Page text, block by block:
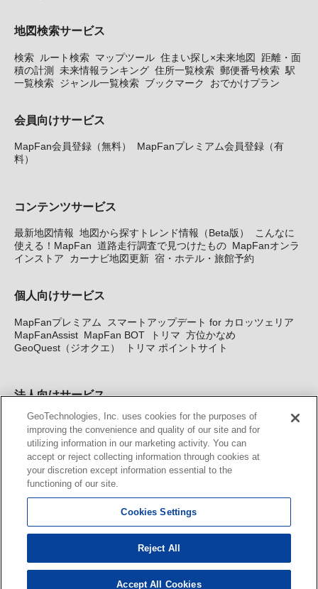
地図検索サービス
検索 ルート検索 マップツール 住まい探し×未来地図
距離・面
積の計測 未来情報ランキング 住所一覧検索 郵便番号検索 駅
一覧検索 ジャンル一覧検索 ブックマーク おでかけプラン
会員向けサービス
MapFan会員登録（無料）
MapFanプレミアム会員登録（有
料）
コンテンツサービス
最新地図情報 地図から探すトレンド情報（Beta版）
こんなに
使える！MapFan 道路走行調査で見つけたもの MapFanオンラ
インストア
カーナビ地図更新 宿・ホテル・旅館予約
個人向けサービス
MapFanプレミアム
スマートアップデート for カロッツェリア
MapFanAssist MapFan BOT トリマ 方位かなめ
GeoQuest（ジオクエ）
トリマ ポイントサイト
法人向けサービス
法人向け地図・位置情報サービス WEBサイト・システム向け地
図API Windows PC向け地図開発キット MapFan DB 住所確認
サービス
MAP WORLD+ トリマ広告 Geo-Research
カーナビ地図更新サービス
MapFan スマートメンバーズ カロッツェリア地図割プラス
KENWOOD MapFan Club
GeoTechnologies, Inc. uses cookies for the purposes of
improving the convenience and quality of our site and for
utilizing information in our marketing activity. You can
accept or reject collecting information through cookies at
your discretion except information essential to the
functioning of our site.
Cookies Settings
Reject All
Accept All Cookies